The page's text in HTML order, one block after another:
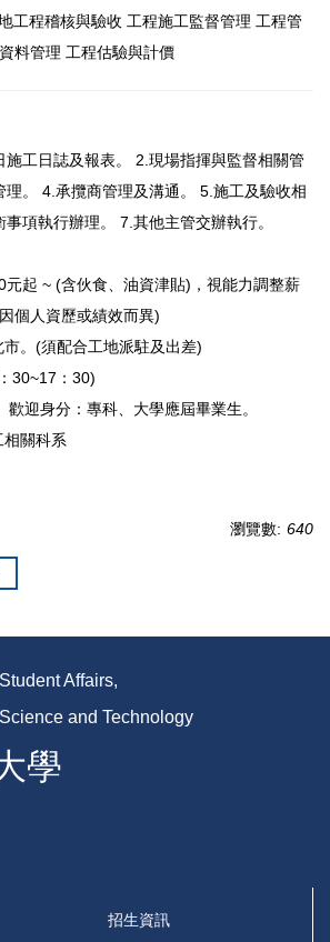
工程稽核與驗收 工程施工監督管理 工程管
料管理 工程估驗與計價
施工日誌及報表。 2.現場指揮與監督相關管
。 4.承攬商管理及溝通。 5.施工及驗收相
項執行辦理。 7.其他主管交辦執行。
元起 ~ (含伙食、油資津貼)，視能力調整薪
個人資歷或績效而異)
市。(須配合工地派駐及出差)
30~17：30)
迎身分：專科、大學應屆畢業生。
關科系
瀏覽數: 640
Affairs,
and Technology
學
招生資訊